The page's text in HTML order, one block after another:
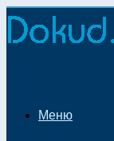
Меню